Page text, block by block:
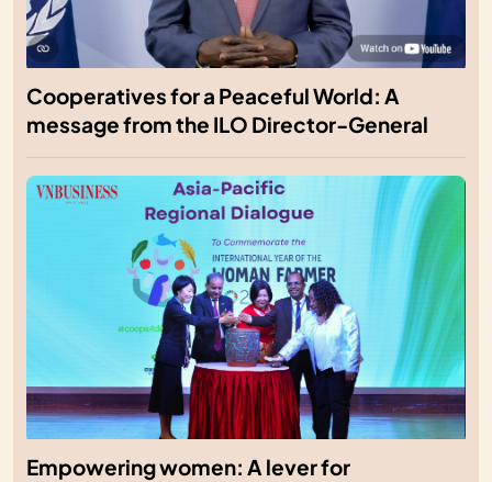
Cooperatives for a Peaceful World: A
message from the ILO Director-General
Empowering women: A lever for